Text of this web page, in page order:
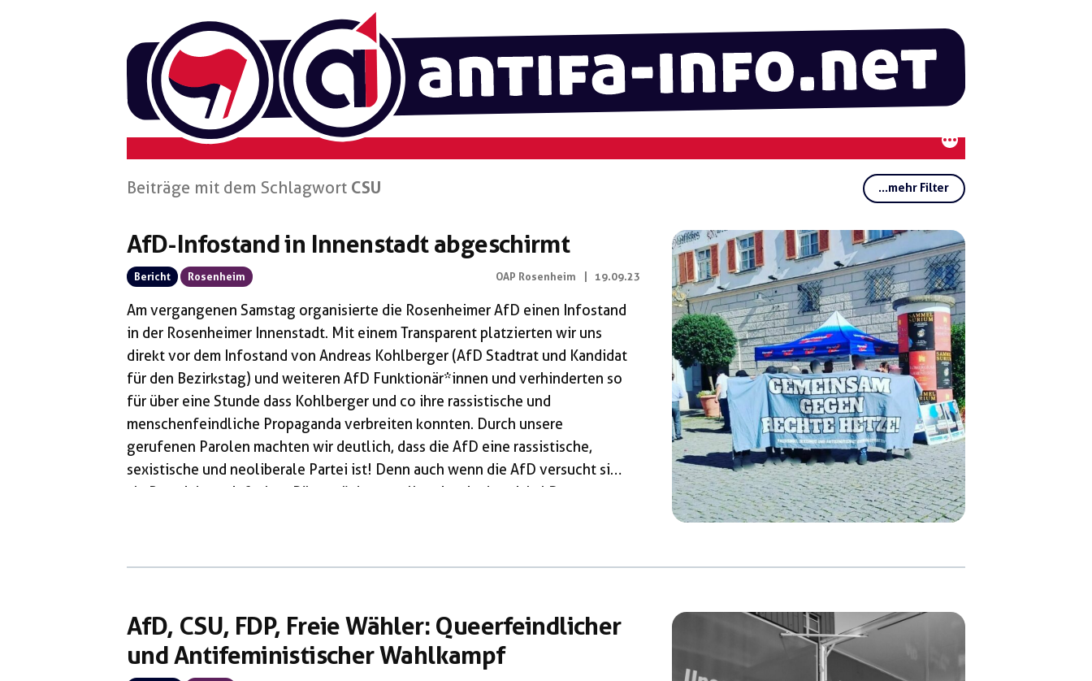
Beiträge mit dem Schlagwort CSU ...mehr Filter
Gruppen:Schlagwörter:
CSU
AfD-Infostand in Innenstadt abgeschirmt
Bericht Rosenheim OAP Rosenheim 19.09.23
Am vergangenen Samstag organisierte die Rosenheimer AfD einen Infostand
in der Rosenheimer Innenstadt. Mit einem Transparent platzierten wir uns
direkt vor dem Infostand von Andreas Kohlberger (AfD Stadtrat und Kandidat
für den Bezirkstag) und weiteren AfD Funktionär*innen und verhinderten so
für über eine Stunde dass Kohlberger und co ihre rassistische und
menschenfeindliche Propaganda verbreiten konnten. Durch unsere
gerufenen Parolen machten wir deutlich, dass die AfD eine rassistische,
sexistische und neoliberale Partei ist! Denn auch wenn die AfD versucht sich
als Partei des „einfachen Bürgers“ darzustellen, ist sie das nicht! Das
AfD, CSU, FDP, Freie Wähler: Queerfeindlicher
und Antifeministischer Wahlkampf